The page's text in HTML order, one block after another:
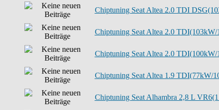
Chiptuning Seat Altea 2.0 TDI
Chiptuning Seat Altea 2.0 TDI(103kW/
Chiptuning Seat Altea 2.0 TDI(100kW/
Chiptuning Seat Altea 1.9 TDI(77kW/
Chiptuning Seat Alhambra 2,8 L